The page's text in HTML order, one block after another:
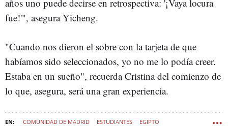
años uno puede decirse en retrospectiva: '¡Vaya locura
fue!'", asegura Yicheng.
"Cuando nos dieron el sobre con la tarjeta de que
habíamos sido seleccionados, yo no me lo podía creer.
Estaba en un sueño", recuerda Cristina del comienzo de
lo que, asegura, será una gran experiencia.
COMUNIDAD DE MADRID ESTUDIANTES EGIPTO